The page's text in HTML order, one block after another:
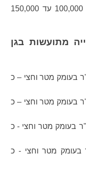
מחיר בריכת בטון סטנדרטית כ 100,000 עד 150,000
מתועשות בגן
מתועשת בגודל עד 20 מ"ר בעומק מטר וחצי – כ
מתועשת בגודל עד 25 מ"ר בעומק מטר וחצי – כ
מתועשת בגודל עד 35 מ"ר בעומק מטר וחצי - כ
בגודל 40 מ"ר בעומק מטר וחצי - כ